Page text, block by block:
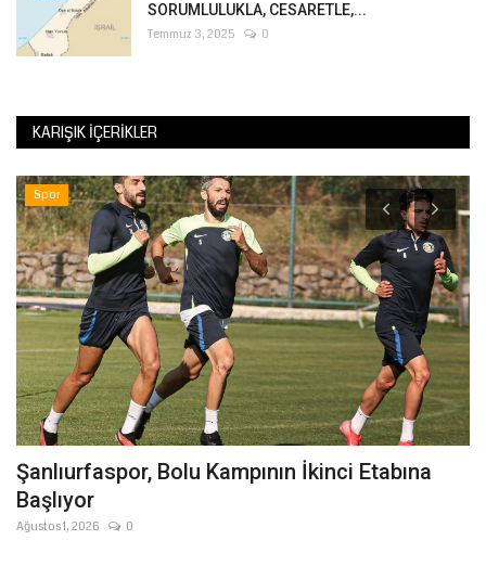
SORUMLULUKLA, CESARETLE,...
Temmuz 3, 2025 0
KARIŞIK İÇERIKLER
Spor
Şanlıurfaspor, Bolu Kampının İkinci Etabına
Başlıyor
Ağustos 1, 2026 0